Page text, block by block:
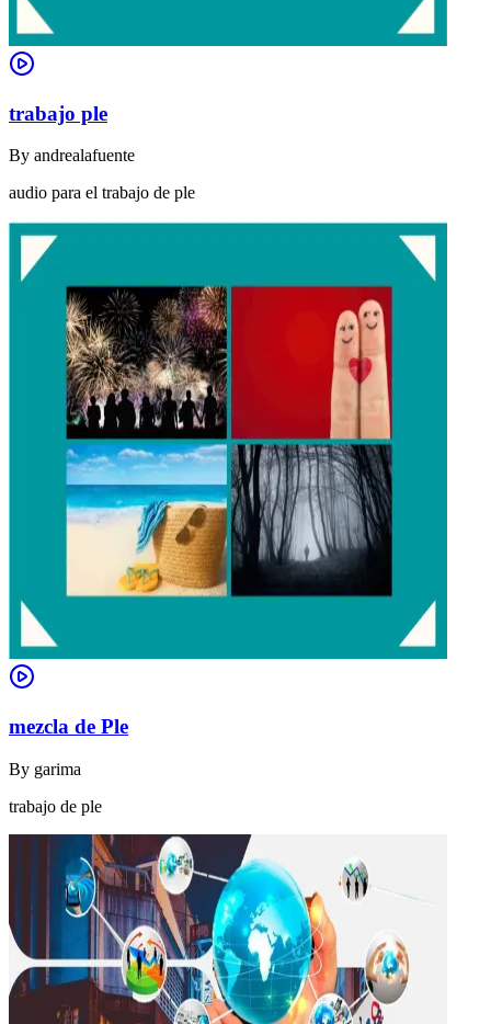
trabajo ple
By andrealafuente
audio para el trabajo de ple
mezcla de Ple
By garima
trabajo de ple